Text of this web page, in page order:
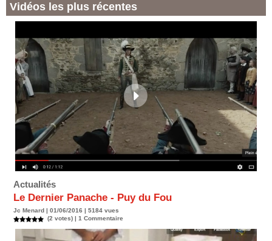
Vidéos les plus récentes
Actualités
Le Dernier Panache - Puy du Fou
Jc Menard | 01/06/2016 | 5184 vues
(2 votes) | 1 Commentaire